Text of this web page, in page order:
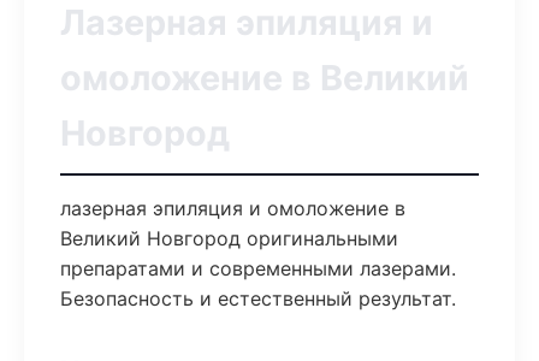
Лазерная эпиляция и
омоложение в Великий
Новгород
лазерная эпиляция и омоложение в
Великий Новгород оригинальными
препаратами и современными лазерами.
Безопасность и естественный результат.